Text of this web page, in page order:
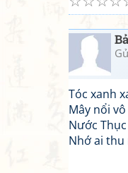
Tóc xanh
Mây nổi
Nước
Nhớ ai